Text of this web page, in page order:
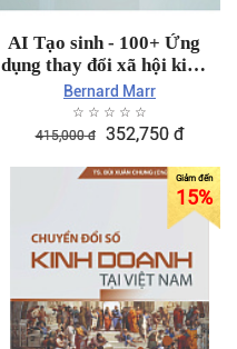
AI Tạo sinh - 100+ Ứng
dụng thay đổi xã hội kinh
doanh
Bernard Marr
☆ ☆ ☆ ☆ ☆
415,000đ 352,750đ
15%